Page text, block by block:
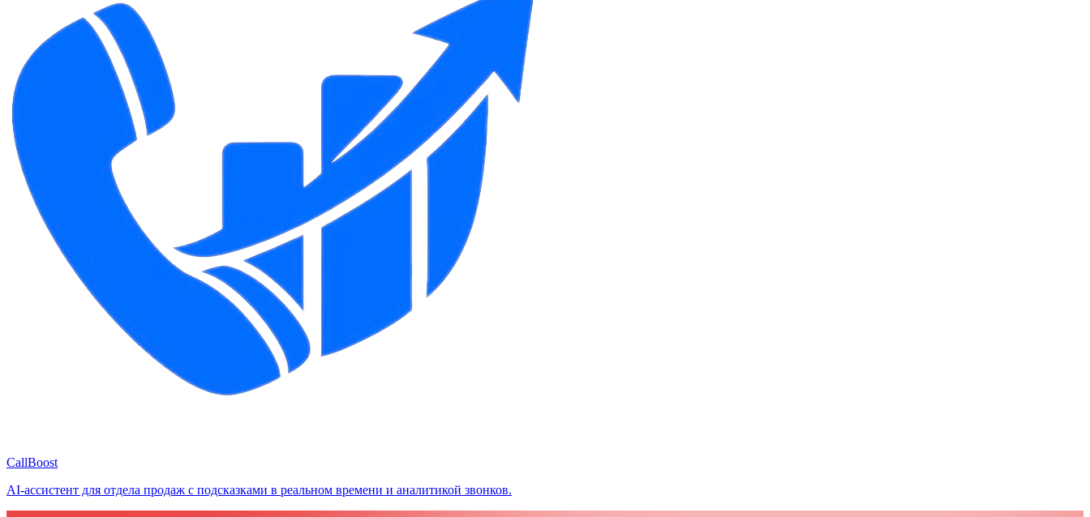
CallBoost
AI-ассистент для отдела продаж с подсказками в реальном времени и аналитикой звонков.